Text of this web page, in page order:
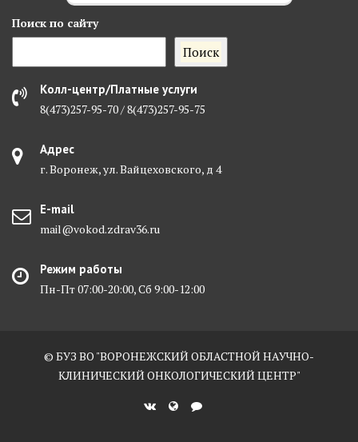
Поиск по сайту
Поиск
Колл-центр/Платные услуги
8(473)257-95-70 / 8(473)257-95-75
Адрес
г. Воронеж, ул. Вайцеховского, д 4
E-mail
mail@vokod.zdrav36.ru
Режим работы
Пн-Пт 07:00-20:00, Сб 9:00-12:00
© БУЗ ВО "ВОРОНЕЖСКИЙ ОБЛАСТНОЙ НАУЧНО-
КЛИНИЧЕСКИЙ ОНКОЛОГИЧЕСКИЙ ЦЕНТР"